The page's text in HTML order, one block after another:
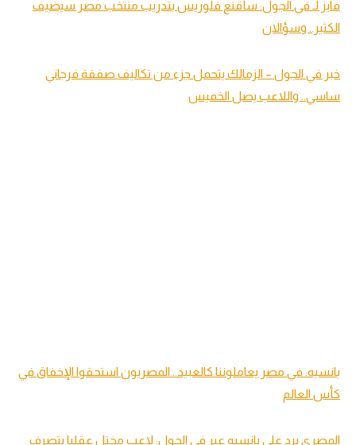
فايز لـ في الجول: سأقنع فلوريس بتدريب منتخب مصر سيضيف
الكثير.. وسؤالان
خبر في الجول – الزمالك يتحمل جزء من تكاليف صفقة فرجاني
ساسي.. واللاعب يصل الخميس
بانسيه: في مصر يعاملوننا كالعبيد.. المصريون استحقوا الإخفاق في
كأس العالم
المصري يرد على بانسيه عبر في الجول: لاعب مختل عقليا يتصرف